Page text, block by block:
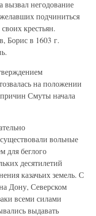
вызвал негодование
подчиниться
крестьян.
Борис в 1603 г.
на положении
Смуты начала
вольные
для беглого
десятилетий
казачьих земель. С
Дону, Северском
всеми силами
выдавать